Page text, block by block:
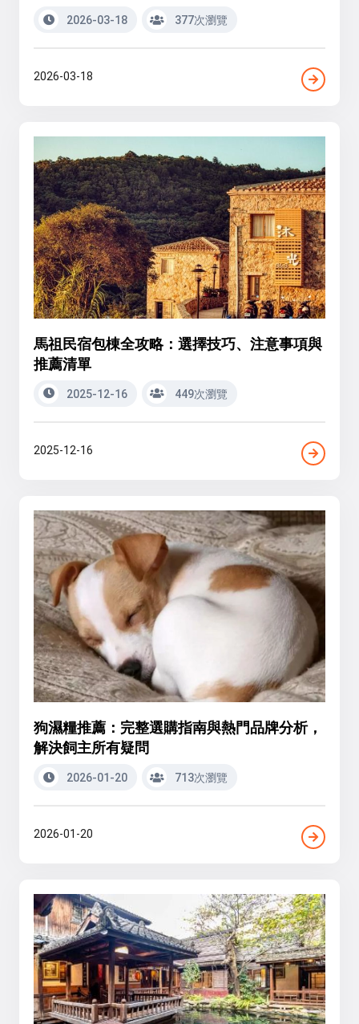
2026-03-18 377次瀏覽
2026-03-18
馬祖民宿包棟全攻略：選擇技巧、注意事項與
推薦清單
2025-12-16 449次瀏覽
2025-12-16
狗濕糧推薦：完整選購指南與熱門品牌分析，
解決飼主所有疑問
2026-01-20 713次瀏覽
2026-01-20